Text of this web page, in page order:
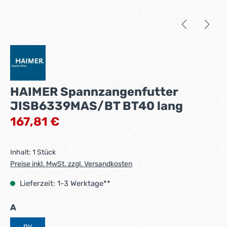
HAIMER Spannzangenfutter
JISB6339MAS/BT BT40 lang
Regulärer Preis:
167,81 €
Inhalt: 1 Stück
Preise inkl. MwSt. zzgl. Versandkosten
Lieferzeit: 1-3 Werktage**
Aauswählen